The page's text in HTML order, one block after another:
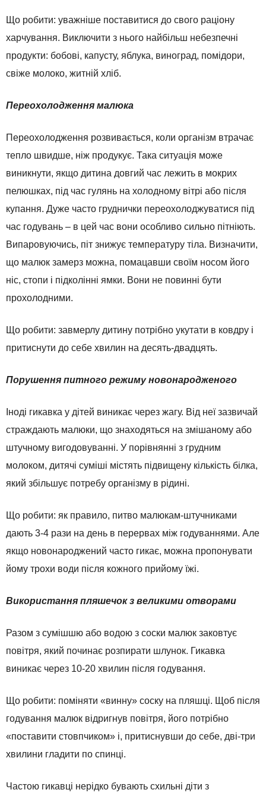
Що робити: уважніше поставитися до свого раціону
харчування. Виключити з нього найбільш небезпечні
продукти: бобові, капусту, яблука, виноград, помідори,
свіже молоко, житній хліб.
Переохолодження малюка
Переохолодження розвивається, коли організм втрачає
тепло швидше, ніж продукує. Така ситуація може
виникнути, якщо дитина довгий час лежить в мокрих
пелюшках, під час гулянь на холодному вітрі або після
купання. Дуже часто груднички переохолоджуватися під
час годувань – в цей час вони особливо сильно пітніють.
Випаровуючись, піт знижує температуру тіла. Визначити,
що малюк замерз можна, помацавши своїм носом його
ніс, стопи і підколінні ямки. Вони не повинні бути
прохолодними.
Що робити: завмерлу дитину потрібно укутати в ковдру і
притиснути до себе хвилин на десять-двадцять.
Порушення питного режиму новонародженого
Іноді гикавка у дітей виникає через жагу. Від неї зазвичай
страждають малюки, що знаходяться на змішаному або
штучному вигодовуванні. У порівнянні з грудним
молоком, дитячі суміші містять підвищену кількість білка,
який збільшує потребу організму в рідині.
Що робити: як правило, питво малюкам-штучниками
дають 3-4 рази на день в перервах між годуваннями. Але
якщо новонароджений часто гикає, можна пропонувати
йому трохи води після кожного прийому їжі.
Використання пляшечок з великими отворами
Разом з сумішшю або водою з соски малюк заковтує
повітря, який починає розпирати шлунок. Гикавка
виникає через 10-20 хвилин після годування.
Що робити: поміняти «винну» соску на пляшці. Щоб після
годування малюк відригнув повітря, його потрібно
«поставити стовпчиком» і, притиснувши до себе, дві-три
хвилини гладити по спинці.
Частою гикавці нерідко бувають схильні діти з